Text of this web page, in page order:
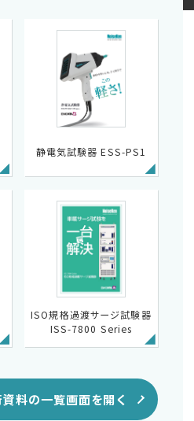
静電気試験器 ESS-PS1
ISO規格過渡サージ試験器
ISS-7800 Series
資料の一覧画面を開く